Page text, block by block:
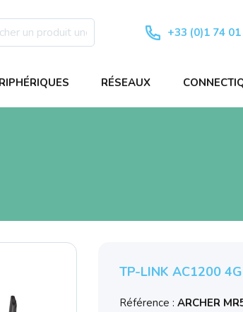
+33 (0)1 74
RÉSEAUX
TP-LINK AC1200
Référence : ARCHER